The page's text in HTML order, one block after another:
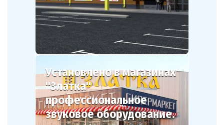
Установлено в магазинах
"Златка"
профессиональное
звуковое оборудование.